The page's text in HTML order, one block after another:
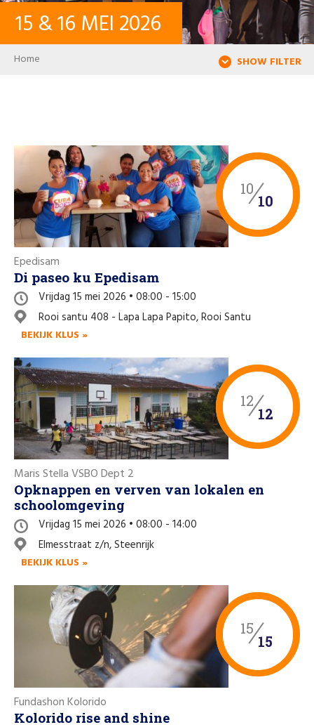
CONTACT
WACHTWOORD
Zoeken
15 &16 MEI 2026
Breadcrumb
Home SHOW FILTER
10
10
Epedisam
Di paseo ku Epedisam
Vrijdag 15 mei 2026 • 08:00 - 15:00
Rooi santu 408 - Lapa Lapa Papito, Rooi Santu
BEKIJK KLUS »
12
12
Maris Stella VSBO Dept 2
Opknappen en verven van lokalen en
schoolomgeving
Vrijdag 15 mei 2026 • 08:00 - 14:00
Elmesstraat z/n, Steenrijk
BEKIJK KLUS »
15
15
Fundashon Kolorido
Kolorido rise and shine